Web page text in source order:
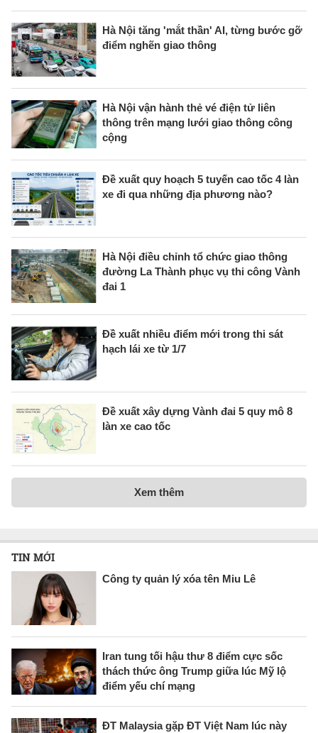
Hà Nội tăng 'mắt thần' AI, từng bước gỡ
điểm nghẽn giao thông
Hà Nội vận hành thẻ vé điện tử liên
thông trên mạng lưới giao thông công
cộng
Đề xuất quy hoạch 5 tuyến cao tốc 4 làn
xe đi qua những địa phương nào?
Hà Nội điều chỉnh tổ chức giao thông
đường La Thành phục vụ thi công Vành
đai 1
Đề xuất nhiều điểm mới trong thi sát
hạch lái xe từ 1/7
Đề xuất xây dựng Vành đai 5 quy mô 8
làn xe cao tốc
Xem thêm
TIN MỚI
Công ty quản lý xóa tên Miu Lê
Iran tung tối hậu thư 8 điểm cực sốc
thách thức ông Trump giữa lúc Mỹ lộ
điểm yếu chí mạng
ĐT Malaysia gặp ĐT Việt Nam lúc này